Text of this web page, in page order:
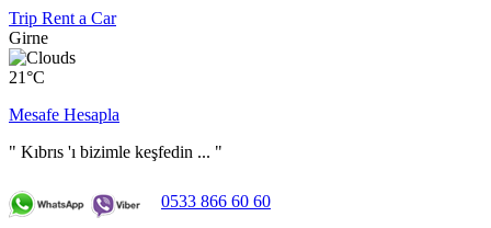
Trip Rent a Car
Girne
21°C
Mesafe Hesapla
" Kıbrıs 'ı bizimle keşfedin ... "
0533 866 60 60